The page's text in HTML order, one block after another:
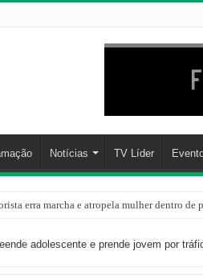
Notícias TV Líder
erra marcha e atropela mulher dentro de
invade prédio, desacata policiais e é preso
adolescente e prende jovem por